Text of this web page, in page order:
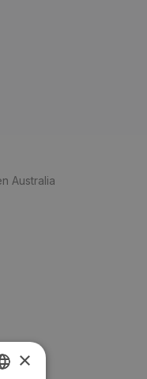
Australia
×